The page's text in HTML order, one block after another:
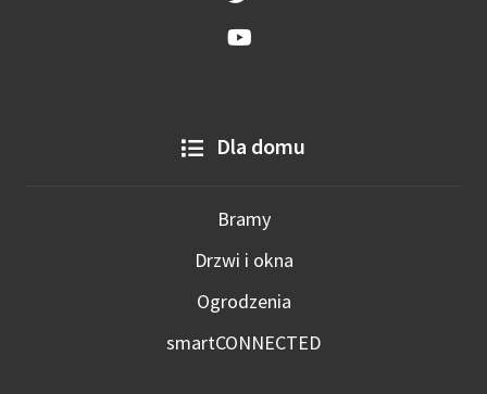
Dla domu
Bramy
Drzwi i okna
Ogrodzenia
smartCONNECTED